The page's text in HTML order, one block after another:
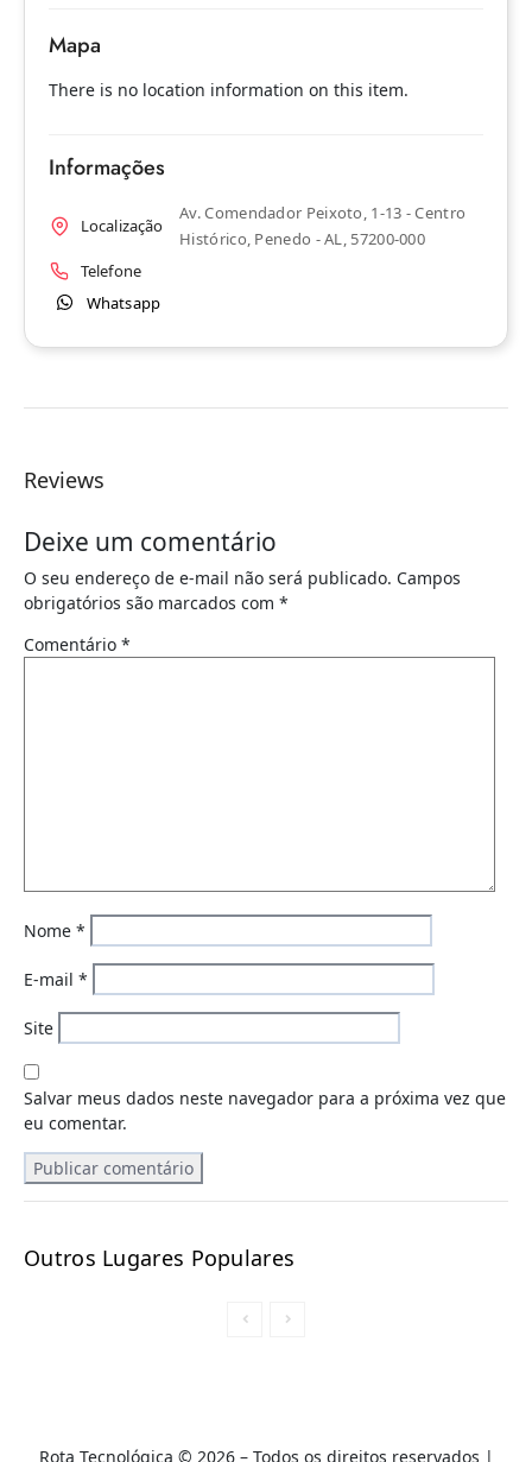
Mapa
There is no location information on this item.
Informações
Localização
Av. Comendador Peixoto, 1-13 - Centro
Histórico, Penedo - AL, 57200-000
Telefone
Whatsapp
Reviews
Deixe um comentário
O seu endereço de e-mail não será publicado. Campos
obrigatórios são marcados com *
Comentário *
Nome *
E-mail *
Site
Salvar meus dados neste navegador para a próxima vez que
eu comentar.
Outros Lugares Populares
Rota Tecnológica © 2026 – Todos os direitos reservados |